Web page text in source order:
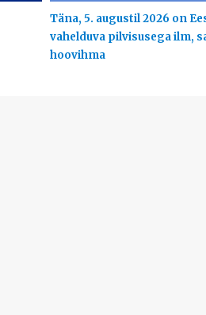
Täna, 5. augustil 2026 on
vahelduva pilvisusega ilm,
hoovihma